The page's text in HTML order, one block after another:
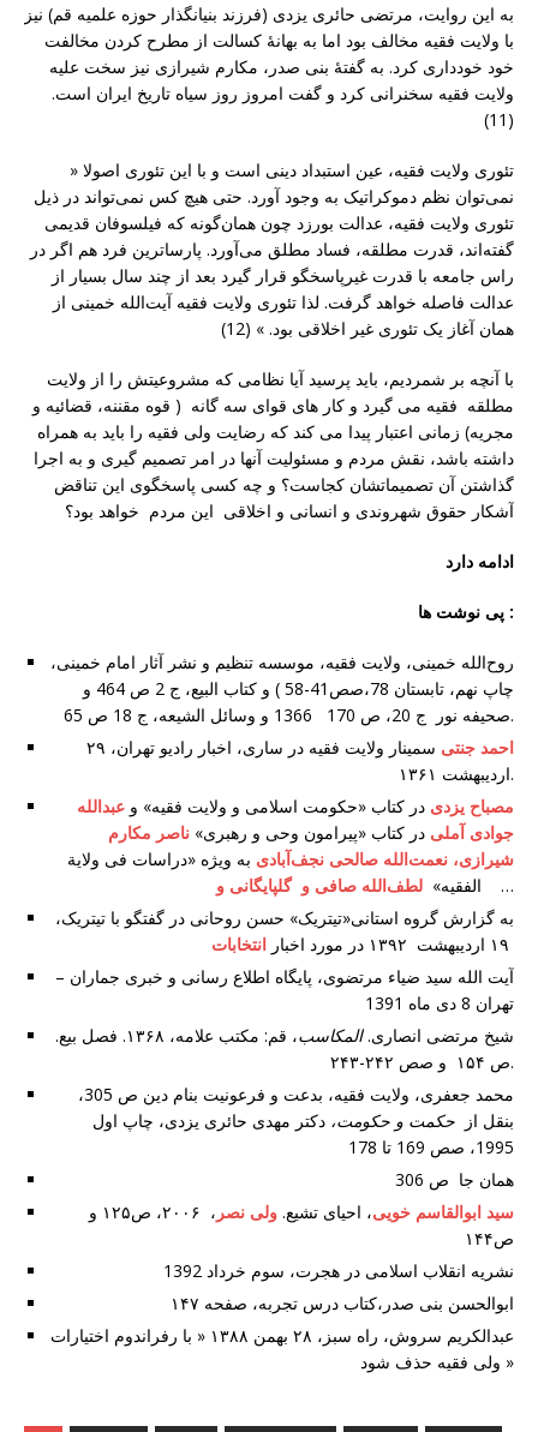
به این روایت، مرتضی حائری یزدی (فرزند بنیانگذار حوزه علمیه قم) نیز
با ولایت فقیه مخالف بود اما به بهانۀ کسالت از مطرح کردن مخالفت
خود خودداری کرد. به گفتۀ بنی صدر، مکارم شیرازی نیز سخت علیه
ولایت فقیه سخنرانی کرد و گفت امروز روز سیاه تاریخ ایران است.
(11)
» تئوری ولایت فقیه، عین استبداد دینی است و با این تئوری اصولا
نمی‌توان نظم دموکراتیک به وجود آورد. حتی هیچ کس نمی‌تواند در ذیل
تئوری ولایت فقیه، عدالت بورزد چون همان‌گونه که فیلسوفان قدیمی
گفته‌اند، قدرت مطلقه، فساد مطلق می‌آورد. پارساترین فرد هم اگر در
راس جامعه با قدرت غیرپاسخگو قرار گیرد بعد از چند سال بسیار از
عدالت فاصله خواهد گرفت. لذا تئوری ولایت فقیه آیت‌الله خمینی از
همان آغاز یک تئوری غیر اخلاقی بود. » (12)
با آنچه بر شمردیم، باید پرسید آیا نظامی که مشروعیتش را از ولایت
مطلقه فقیه می گیرد و کار های قوای سه گانه ( قوه مقننه، قضائیه و
مجریه) زمانی اعتبار پیدا می کند که رضایت ولی فقیه را باید به همراه
داشته باشد، نقش مردم و مسئولیت آنها در امر تصمیم گیری و به اجرا
گذاشتن آن تصمیماتشان کجاست؟ و چه کسی پاسخگوی این تناقض
آشکار حقوق شهروندی و انسانی و اخلاقی این مردم خواهد بود؟
ادامه دارد
پی نوشت ها :
روح‌الله خمینی، ولایت فقیه، موسسه تنظیم و نشر آثار امام خمینی،
چاپ نهم، تابستان 78،صص41-58 ) و کتاب البیع، ج 2 ص 464 و
صحيفه نور ج 20، ص 170 1366 و وسائل الشیعه، ج 18 ص 65.
احمد جنتی
سمینار ولایت فقیه در ساری، اخبار رادیو تهران، ۲۹
اردیبهشت ۱۳۶۱.
مصباح یزدی در کتاب «حکومت اسلامی و ولایت فقیه» و عبدالله
جوادی آملی در کتاب «پیرامون وحی و رهبری» ناصر مکارم
شیرازی، نعمت‌الله صالحی نجف‌آبادی به ویژه «دراسات فی ولایة
الفقیه»
…
به گزارش گروه استانی«تیتریک» حسن روحانی در گفتگو با تیتریک،
انتخابات
آیت الله سید ضیاء مرتضوی، پایگاه اطلاع رسانی و خبری جماران –
تهران 8 دی ماه 1391
شیخ مرتضی انصاری.المکاسب
، قم: مکتب علامه، ۱۳۶۸. فصل بیع.
ص ۱۵۴ و صص ۲۴۲-۲۴۳.
محمد جعفری، ولایت فقیه، بدعت و فرعونیت بنام دین ص 305،
بنقل از حکمت و حکومت، دکتر مهدی حائری یزدی، چاپ اول
1995، صص 169 تا 178
همان جا ص 306
سید ابوالقاسم خویی، احیای تشیع. ولی نصر
، ۲۰۰۶، ص۱۲۵ و
ص۱۴۴
نشریه انقلاب اسلامی در هجرت، سوم خرداد 1392
ابوالحسن بنی صدر،کتاب درس تجربه، صفحه ۱۴۷
عبدالکریم سروش، راه سبز، ۲۸ بهمن ۱۳۸۸ « با رفراندوم اختیارات
ولی فقیه حذف شود »